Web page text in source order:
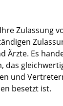
Zulassung
Ärzte. Es
das
und
besetzt ist.